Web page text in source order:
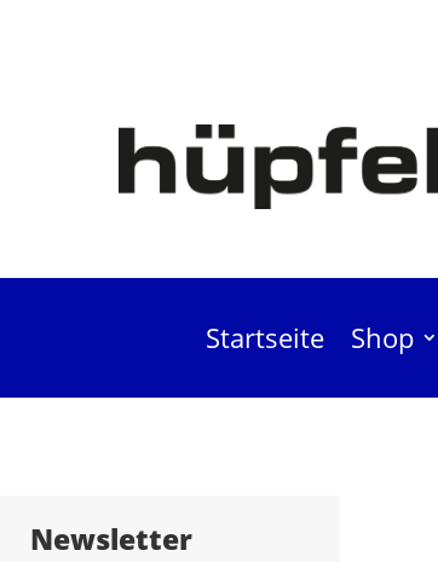
Startseite Shop
Newsletter